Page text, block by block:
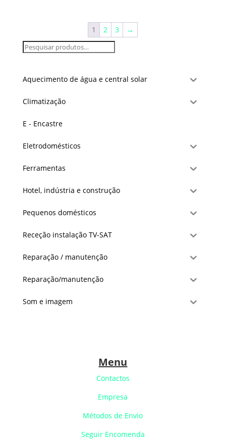
1 2 3 →
Aquecimento de água e central solar
Climatização
E - Encastre
Eletrodomésticos
Ferramentas
Hotel, indústria e construção
Pequenos domésticos
Receção instalação TV-SAT
Reparação / manutenção
Reparação/manutenção
Som e imagem
Menu
Contactos
Empresa
Métodos de Envio
Seguir Encomenda